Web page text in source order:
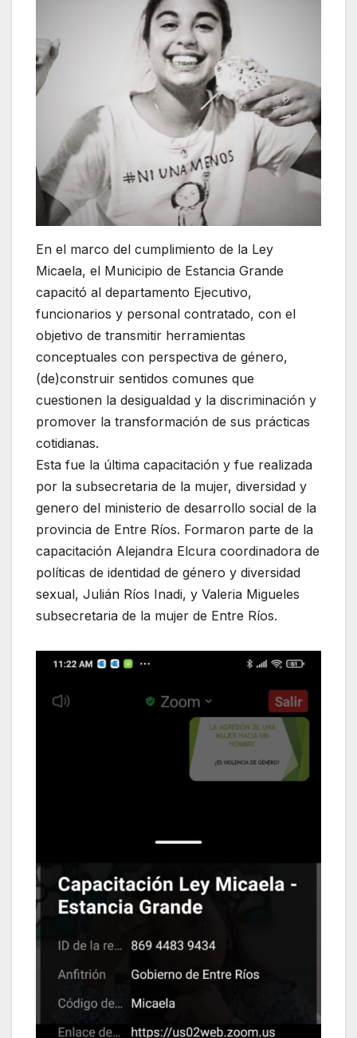
En el marco del cumplimiento de la Ley
Micaela, el Municipio de Estancia Grande
capacitó al departamento Ejecutivo,
funcionarios y personal contratado, con el
objetivo de transmitir herramientas
conceptuales con perspectiva de género,
(de)construir sentidos comunes que
cuestionen la desigualdad y la discriminación y
promover la transformación de sus prácticas
cotidianas.
Esta fue la última capacitación y fue realizada
por la subsecretaria de la mujer, diversidad y
genero del ministerio de desarrollo social de la
provincia de Entre Ríos. Formaron parte de la
capacitación Alejandra Elcura coordinadora de
políticas de identidad de género y diversidad
sexual, Julián Ríos Inadi, y Valeria Migueles
subsecretaria de la mujer de Entre Ríos.